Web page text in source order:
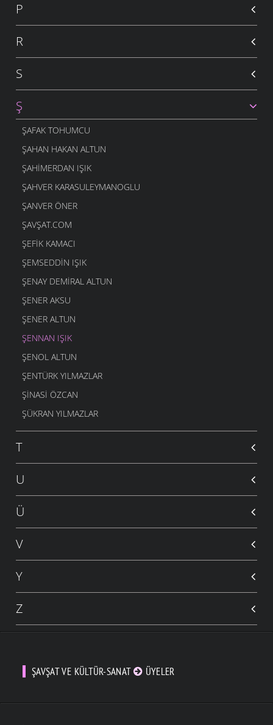
P
R
S
Ş
ŞAFAK TOHUMCU
ŞAHAN HAKAN ALTUN
ŞAHIMERDAN IŞIK
ŞAHVER KARASULEYMANOGLU
ŞANVER ÖNER
ŞAVŞAT.COM
ŞEFIK KAMACI
ŞEMSEDDIN IŞIK
ŞENAY DEMIRAL ALTUN
ŞENER AKSU
ŞENER ALTUN
ŞENNAN IŞIK
ŞENOL ALTUN
ŞENTÜRK YILMAZLAR
ŞINASI ÖZCAN
ŞÜKRAN YILMAZLAR
T
U
Ü
V
Y
Z
ŞAVŞAT VE KÜLTÜR-SANAT ÜYELER